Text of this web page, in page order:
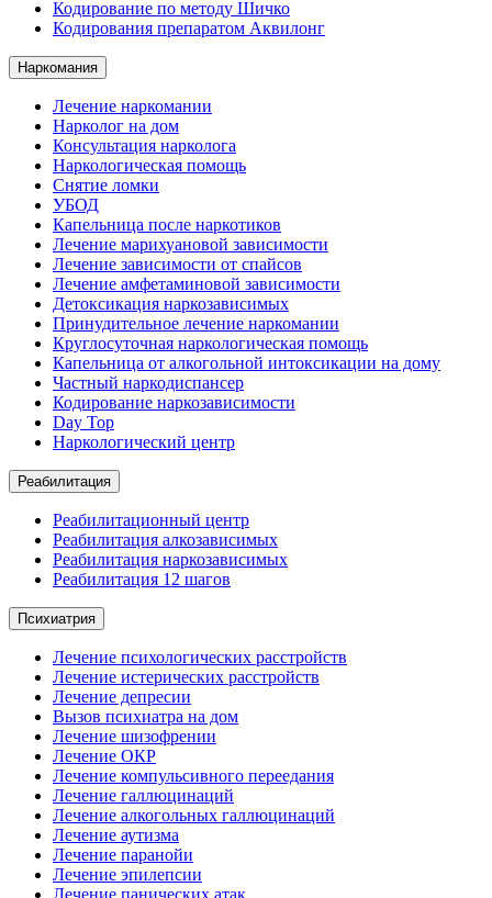
Кодирование по методу Шичко
Кодирования препаратом Аквилонг
Наркомания
Лечение наркомании
Нарколог на дом
Консультация нарколога
Наркологическая помощь
Снятие ломки
УБОД
Капельница после наркотиков
Лечение марихуановой зависимости
Лечение зависимости от спайсов
Лечение амфетаминовой зависимости
Детоксикация наркозависимых
Принудительное лечение наркомании
Круглосуточная наркологическая помощь
Капельница от алкогольной интоксикации на дому
Частный наркодиспансер
Кодирование наркозависимости
Day Top
Наркологический центр
Реабилитация
Реабилитационный центр
Реабилитация алкозависимых
Реабилитация наркозависимых
Реабилитация 12 шагов
Психиатрия
Лечение психологических расстройств
Лечение истерических расстройств
Лечение депресии
Вызов психиатра на дом
Лечение шизофрении
Лечение ОКР
Лечение компульсивного переедания
Лечение галлюцинаций
Лечение алкогольных галлюцинаций
Лечение аутизма
Лечение паранойи
Лечение эпилепсии
Лечение панических атак